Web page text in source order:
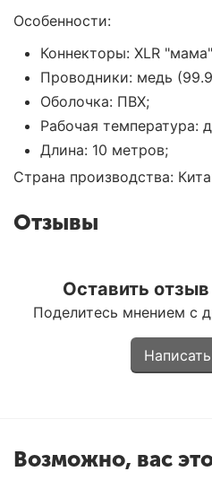
Особенности:
Коннекторы: XLR
Проводники: медь
Оболочка: ПВХ;
Рабочая температура:
Длина: 10 метров;
Страна производства:
Отзывы
Оставить
Поделитесь мнением с
Возможно, вас